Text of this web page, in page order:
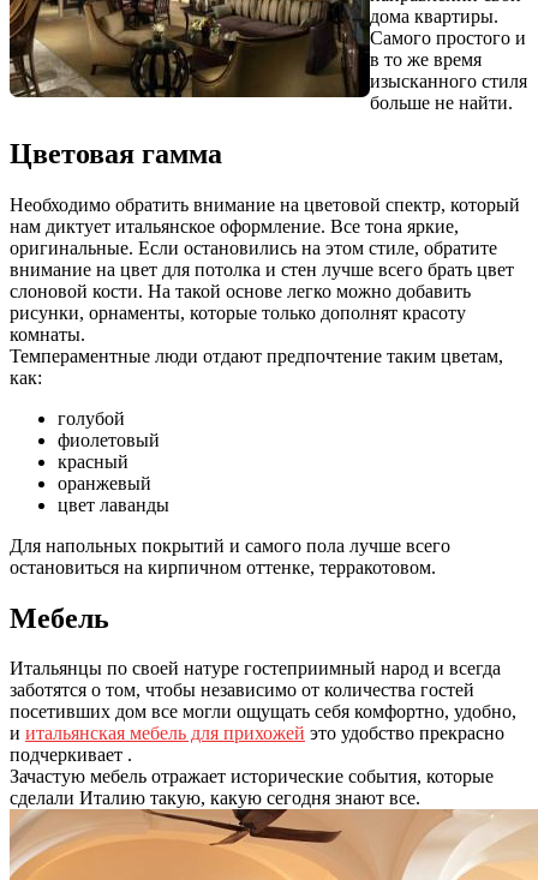
дома квартиры.
Самого простого и
в то же время
изысканного стиля
больше не найти.
Цветовая гамма
Необходимо обратить внимание на цветовой спектр, который
нам диктует итальянское оформление. Все тона яркие,
оригинальные. Если остановились на этом стиле, обратите
внимание на цвет для потолка и стен лучше всего брать цвет
слоновой кости. На такой основе легко можно добавить
рисунки, орнаменты, которые только дополнят красоту
комнаты.
Темпераментные люди отдают предпочтение таким цветам,
как:
голубой
фиолетовый
красный
оранжевый
цвет лаванды
Для напольных покрытий и самого пола лучше всего
остановиться на кирпичном оттенке, терракотовом.
Мебель
Итальянцы по своей натуре гостеприимный народ и всегда
заботятся о том, чтобы независимо от количества гостей
посетивших дом все могли ощущать себя комфортно, удобно,
и итальянская мебель для прихожей это удобство прекрасно
подчеркивает .
Зачастую мебель отражает исторические события, которые
сделали Италию такую, какую сегодня знают все.